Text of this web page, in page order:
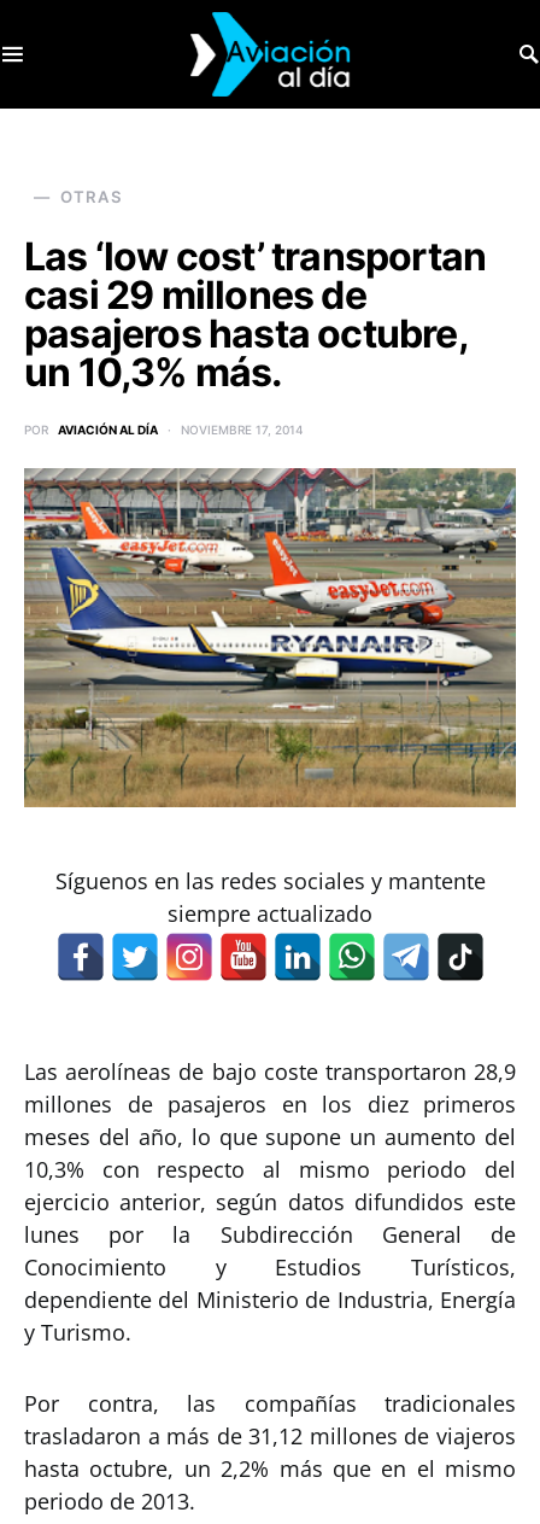
OTRAS
Las ‘low cost’ transportan
casi 29 millones de
pasajeros hasta octubre,
un 10,3% más.
POR AVIACIÓN AL DÍA NOVIEMBRE 17, 2014
Síguenos en las redes sociales y mantente
siempre actualizado
Las aerolíneas de bajo coste transportaron 28,9
millones de pasajeros en los diez primeros
meses del año, lo que supone un aumento del
10,3% con respecto al mismo periodo del
ejercicio anterior, según datos difundidos este
lunes por la Subdirección General de
Conocimiento y Estudios Turísticos,
dependiente del Ministerio de Industria, Energía
y Turismo.
Por contra, las compañías tradicionales
trasladaron a más de 31,12 millones de viajeros
hasta octubre, un 2,2% más que en el mismo
periodo de 2013.